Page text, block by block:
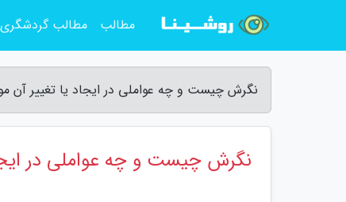
نگرش چیست و چه عواملی در ایجاد یا تغییر آن
نگرش چیست و چه عواملی در
مطالب مطالب گردشگری